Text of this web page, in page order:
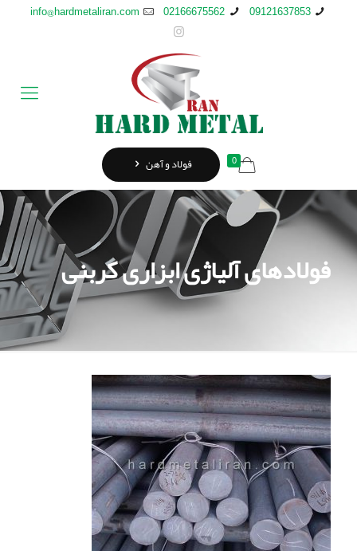
09121637853
02166675562
info@hardmetaliran.com
0 فولاد و آهن
فولادهای آلیاژی ابزاری کربنی